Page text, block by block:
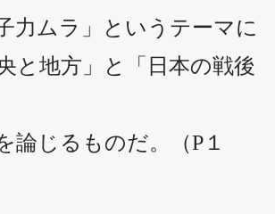
力ムラ」というテーマに
と地方」と「日本の戦後
論じるものだ。（P１